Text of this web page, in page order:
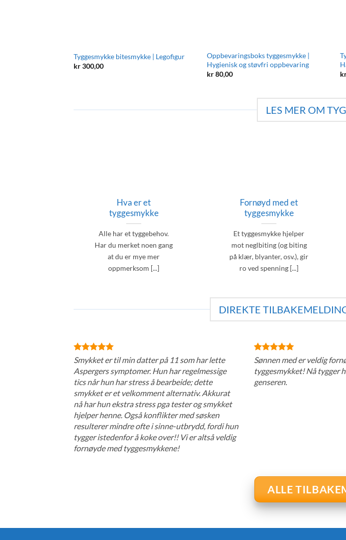
Tyggesmykke bitesmykke | Legofigur
kr300,00
Oppbevaringsboks tyggesmykke |
Hygienisk og støvfri oppbevaring
kr80,00
LES MER OM
Hva er et
tyggesmykke
Alle har et tyggebehov.
Har du merket noen gang
at du er mye mer
oppmerksom [...]
Fornøyd med et
tyggesmykke
Et tyggesmykke hjelper
mot neglbiting (og biting
på klær, blyanter, osv.), gir
ro ved spenning [...]
DIREKTE
Smykket er til min datter på 11 som har lette
Aspergers symptomer. Hun har regelmessige
tics når hun har stress å bearbeide; dette
smykket er et velkomment alternativ. Akkurat
nå har hun ekstra stress pga tester og smykket
hjelper henne. Også konflikter med søsken
resulterer mindre ofte i sinne-utbrydd, fordi hun
tygger istedenfor å koke over!! Vi er altså veldig
fornøyde med tyggesmykkene!
Sønnen med er veldig
tyggesmykket! Nå tygger
genseren.
ALLE